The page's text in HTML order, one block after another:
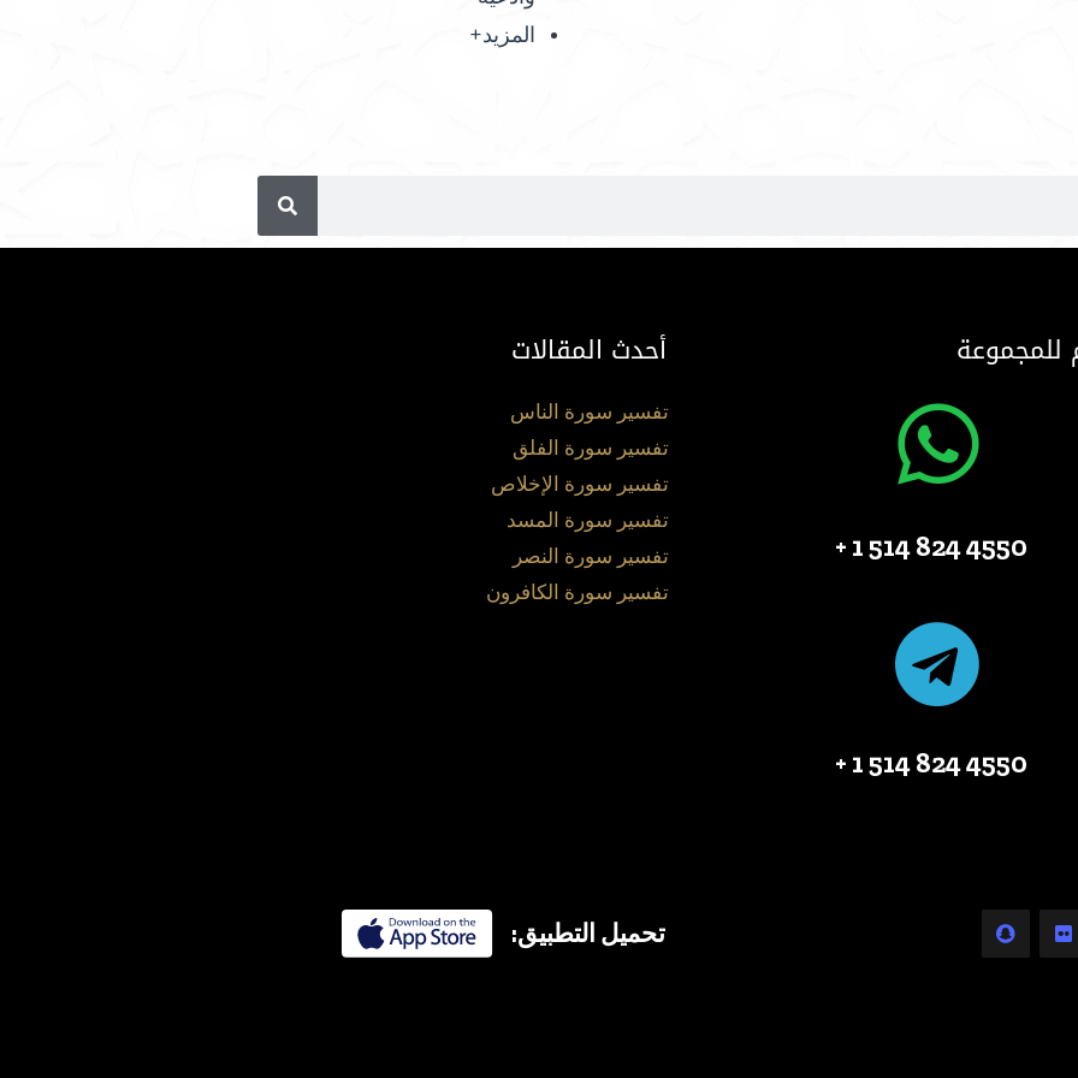
المزيد+
للمجموعة
4550 824 514 1 +
4550 824 514 1 +
أحدث المقالات
تفسير سورة الناس
تفسير سورة الفلق
تفسير سورة الإخلاص
تفسير سورة المسد
تفسير سورة النصر
تفسير سورة الكافرون
تحميل التطبيق: